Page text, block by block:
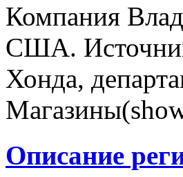
Компания
США.
Хонда,
Описание